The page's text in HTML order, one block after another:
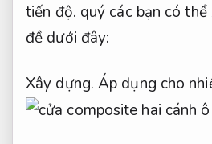
tiến độ. quý các bạn có
đề dưới đây:
Xây dựng. Áp dụng cho